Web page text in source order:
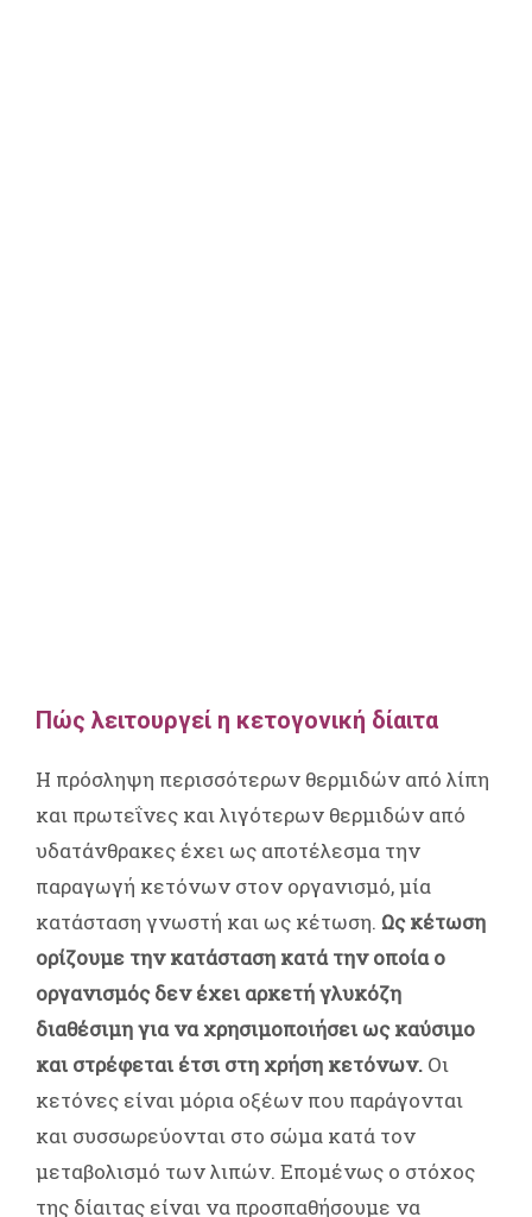
Πώς λειτουργεί η κετογονική δίαιτα
Η πρόσληψη περισσότερων θερμιδών από λίπη
και πρωτεΐνες και λιγότερων θερμιδών από
υδατάνθρακες έχει ως αποτέλεσμα την
παραγωγή κετόνων στον οργανισμό, μία
κατάσταση γνωστή και ως κέτωση. Ως κέτωση
ορίζουμε την κατάσταση κατά την οποία ο
οργανισμός δεν έχει αρκετή γλυκόζη
διαθέσιμη για να χρησιμοποιήσει ως καύσιμο
και στρέφεται έτσι στη χρήση κετόνων. Οι
κετόνες είναι μόρια οξέων που παράγονται
και συσσωρεύονται στο σώμα κατά τον
μεταβολισμό των λιπών. Επομένως ο στόχος
της δίαιτας είναι να προσπαθήσουμε να